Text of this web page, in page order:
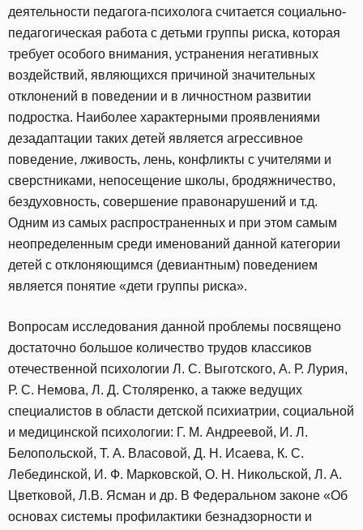
деятельности педагога-психолога считается социально-
педагогическая работа с детьми группы риска, которая
требует особого внимания, устранения негативных
воздействий, являющихся причиной значительных
отклонений в поведении и в личностном развитии
подростка. Наиболее характерными проявлениями
дезадаптации таких детей является агрессивное
поведение, лживость, лень, конфликты с учителями и
сверстниками, непосещение школы, бродяжничество,
бездуховность, совершение правонарушений и т.д.
Одним из самых распространенных и при этом самым
неопределенным среди именований данной категории
детей с отклоняющимся (девиантным) поведением
является понятие «дети группы риска».
Вопросам исследования данной проблемы посвящено
достаточно большое количество трудов классиков
отечественной психологии Л. С. Выготского, А. Р. Лурия,
Р. С. Немова, Л. Д. Столяренко, а также ведущих
специалистов в области детской психиатрии, социальной
и медицинской психологии: Г. М. Андреевой, И. Л.
Белопольской, Т. А. Власовой, Д. Н. Исаева, К. С.
Лебединской, И. Ф. Марковской, О. Н. Никольской, Л. А.
Цветковой, Л.В. Ясман и др. В Федеральном законе «Об
основах системы профилактики безнадзорности и